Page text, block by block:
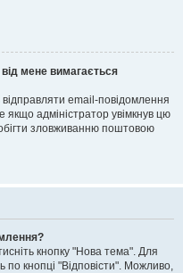
мене вимагається
відправляти email-повідомлення
адміністратор увімкнув цю
зловживанню поштовою
кнопку "Нова тема". Для
по кнопці "Відповісти". Можливо,